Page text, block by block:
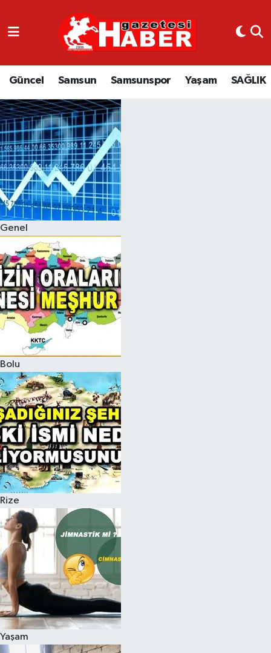
Güncel Samsun Samsunspor Yaşam SAĞLIK
Genel
Bolu
Rize
Yaşam
GÜNCEL
SAMSUN
SAMSUNSPOR
EKONOMİ
YAŞAM